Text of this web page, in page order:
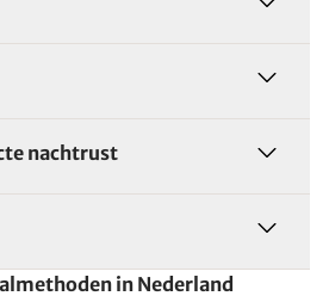
nachtrust
in Nederland